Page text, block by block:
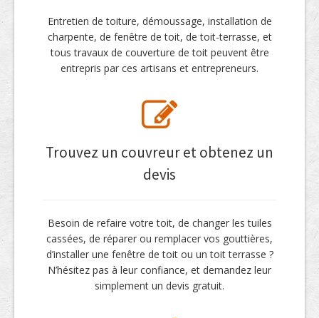
Entretien de toiture, démoussage, installation de
charpente, de fenêtre de toit, de toit-terrasse, et
tous travaux de couverture de toit peuvent être
entrepris par ces artisans et entrepreneurs.
Trouvez un couvreur et obtenez un
devis
Besoin de refaire votre toit, de changer les tuiles
cassées, de réparer ou remplacer vos gouttières,
d’installer une fenêtre de toit ou un toit terrasse ?
N’hésitez pas à leur confiance, et demandez leur
simplement un devis gratuit.